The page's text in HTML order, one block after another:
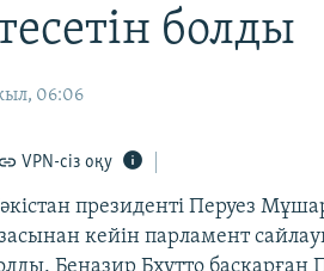
болды
06:06
VPN-сіз оқу
президенті Перуез
кейін парламент